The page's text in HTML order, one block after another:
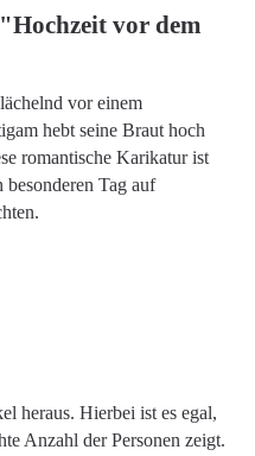
vor dem
vor einem
hebt seine Braut hoch
romantische Karikatur ist
Tag auf
heraus. Hierbei ist es egal,
Anzahl der Personen zeigt.